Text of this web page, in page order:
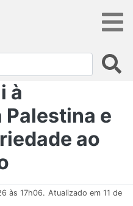
à
Palestina e
ao
às 17h06. Atualizado em 11 de